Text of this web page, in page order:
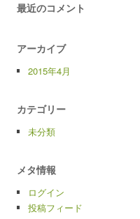
最近のコメント
アーカイブ
2015年4月
カテゴリー
未分類
メタ情報
ログイン
投稿フィード